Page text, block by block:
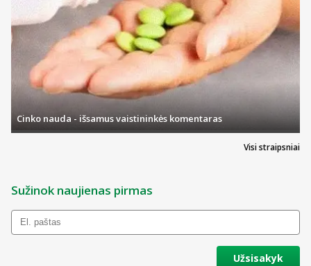
Visi straipsniai
Cinko nauda - išsamus vaistininkės komentaras
Sužinok naujienas pirmas
Užsisakyk